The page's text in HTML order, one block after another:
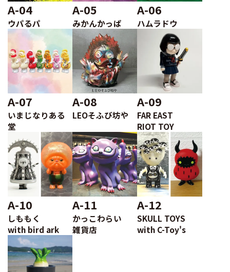
A-04
ウパるパ
A-05
みかんかっぱ
A-06
ハムラドウ
A-07
いまじなりある
堂
A-08
LEOそふび坊や
A-09
FAR EAST
RIOT TOY
A-10
しももく
with bird ark
A-11
かっこわらい
雑貨店
A-12
SKULL TOYS
with C-Toy's